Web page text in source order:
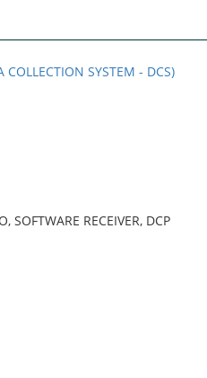
SYSTEM - DCS)
SOFTWARE RECEIVER, DCP